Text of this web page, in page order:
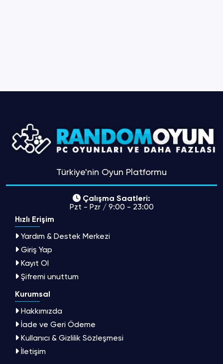
Türkiye'nin Oyun Platformu
Çalışma Saatleri:
Pzt - Pzr / 9:00 - 23:00
Hızlı Erişim
Yardım & Destek Merkezi
Giriş Yap
Kayıt Ol
Şifremi unuttum
Kurumsal
Hakkımızda
İade ve Geri Ödeme
Kullanıcı & Gizlilik Sözleşmesi
İletişim